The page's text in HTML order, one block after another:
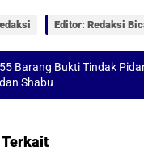
k
Editor: Redaksi
55 Barang Bukti Tindak
dan Shabu